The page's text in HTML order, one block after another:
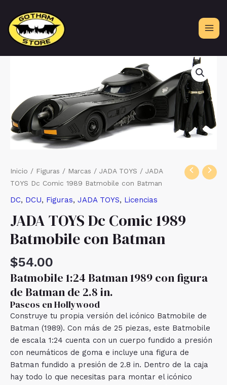
contenido
Inicio / Figuras / Marcas / JADA TOYS / JADA
TOYS Dc Comic 1989 Batmobile con Batman
DC, DCU, Figuras, JADA TOYS, Licencias
JADA TOYS Dc Comic 1989
Batmobile con Batman
$54.00
Batmobile 1:24 Batman 1989 con figura
de Batman de 2.8 in.
Paseos en Hollywood
Construye tu propia versión del icónico Batmobile de
Batman (1989). Con más de 25 piezas, este Batmobile
de escala 1:24 cuenta con un cuerpo fundido a presión
con neumáticos de goma e incluye una figura de
Batman fundido a presión de 2.8 in. Dentro de la caja
hay todo lo que necesitas para montar el icónico